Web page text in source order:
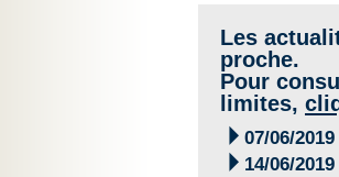
Les
proche.
Pour
limites,
 07/06/2019
 14/06/2019